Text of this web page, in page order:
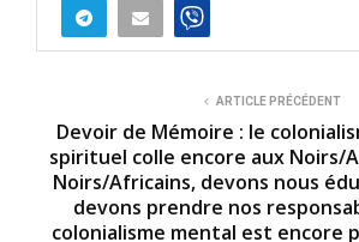
ARTICLE PRÉCÉDENT
Devoir de Mémoire : le
spirituel colle encore aux Noirs/
Noirs/Africains, devons nous
devons prendre nos
colonialisme mental est encore